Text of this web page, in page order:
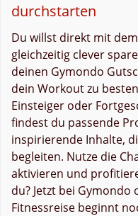
durchstarten
Du willst direkt mit
gleichzeitig clever
deinen Gymondo
dein Workout zu
Einsteiger oder
findest du passende
inspirierende Inhalte,
begleiten. Nutze die
aktivieren und
du? Jetzt bei
Fitnessreise beginnt